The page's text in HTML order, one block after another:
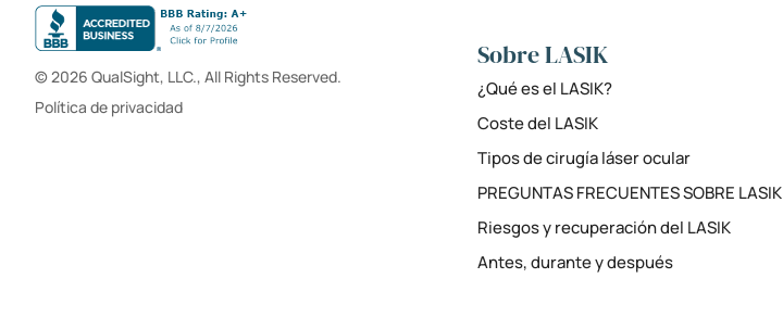
© 2026 QualSight, LLC., All Rights Reserved.
Política de privacidad
Sobre LASIK
¿Qué es el LASIK?
Coste del LASIK
Tipos de cirugía láser ocular
PREGUNTAS FRECUENTES SOBRE LASIK
Riesgos y recuperación del LASIK
Antes, durante y después